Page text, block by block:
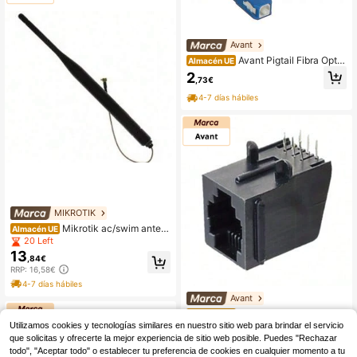
MIKROTIK
Almacén UE Mikrotik ac/swim anten
a omni mikrotik swivel antenna mm
cx (for indoor use) 2ghz-6ghz -ac/s
wim
20 Left
13 ,84€
RRP: 16,58€
4-7 días hábiles
Avant
Almacén UE Avant Pigtail Fibra Optic
a Sc/upc Monomodo 1m F-pig-ssc1
m
2 ,73€
4-7 días hábiles
Avant
C.I. 6P/6C 39.700/6/6
39 Left
1,08€ -5% 1,14€
Utilizamos cookies y tecnologías similares en nuestro sitio web para brindar el servicio
que solicitas y ofrecerte la mejor experiencia de sitio web posible. Puedes "Rechazar
todo", "Aceptar todo" o establecer tu preferencia de cookies en cualquier momento a tu